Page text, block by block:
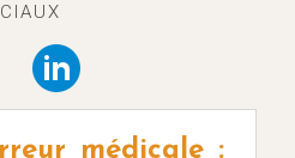
médicale :